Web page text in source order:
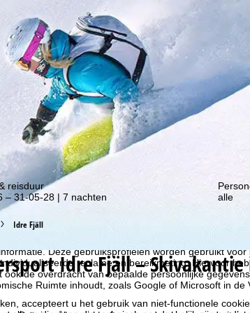
gebruiken we cookies om gebruiksinformatie
Deze gebruiksprofielen worden gebruikt
reclame en bereikmeting. Hiervoor
ook de overdracht van bepaalde persoonlijke
Ruimte inhoudt, zoals Google of Microsoft in de
accepteert u het gebruik van niet-functionele
van onze kortingsacties!
reisduur
– 31-05-28 | 7 nachten
alle
Idre Fjäll
Idre Fjäll –